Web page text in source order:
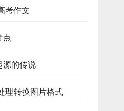
考作文
点
源的传说
理转换图片格式